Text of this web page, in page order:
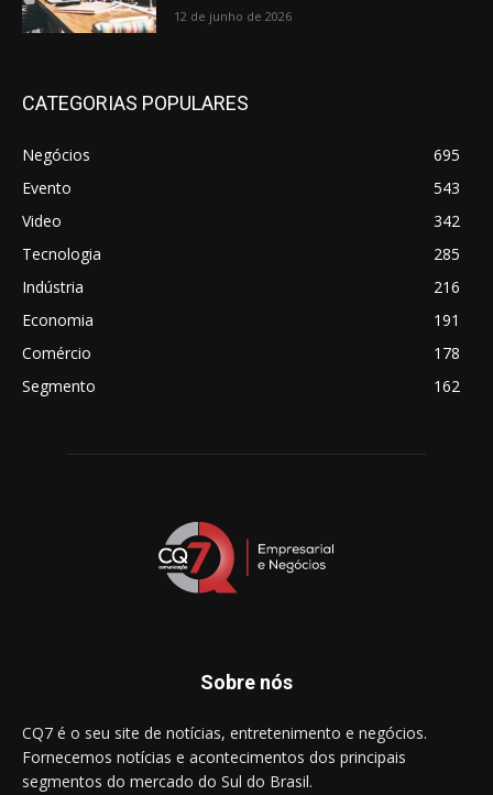
12 de junho de 2026
CATEGORIAS POPULARES
Negócios
695
Evento
543
Video
342
Tecnologia
285
Indústria
216
Economia
191
Comércio
178
Segmento
162
Sobre nós
CQ7 é o seu site de notícias, entretenimento e negócios.
Fornecemos notícias e acontecimentos dos principais
segmentos do mercado do Sul do Brasil.